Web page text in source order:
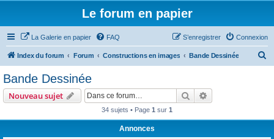
Le forum en papier
La Galerie en papier FAQ Connexion
S’enregistrer
Index du forum Forum Constructions en images Bande Dessinée
Bande Dessinée
Nouveau sujet Rechercher
34 sujets • Page 1 sur 1
Annonces